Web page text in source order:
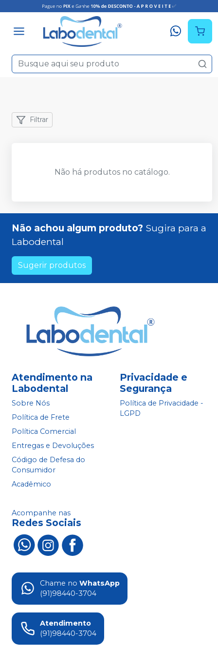
Filtrar
Não há produtos no catálogo.
Não achou algum produto? Sugira para a
Labodental
Sugerir produtos
Atendimento na
Labodental
Sobre Nós
Política de Frete
Política Comercial
Entregas e Devoluções
Código de Defesa do
Consumidor
Acadêmico
Privacidade e
Segurança
Política de Privacidade -
LGPD
Acompanhe nas
Redes Sociais
Chame no WhatsApp
(91)98440-3704
Atendimento
(91)98440-3704